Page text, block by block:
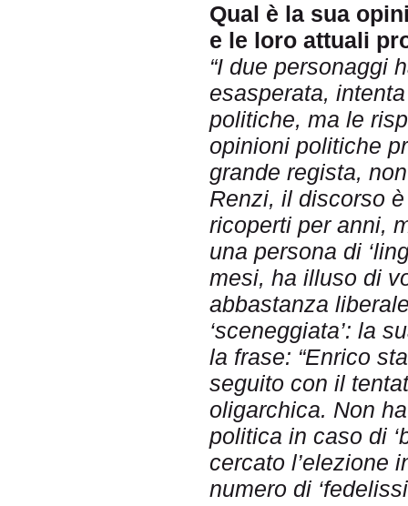
Qual è la sua
e le loro attuali
“I due personaggi
esasperata,
politiche, ma le
opinioni politiche
grande regista,
Renzi, il discorso
ricoperti per anni,
una persona di
mesi, ha illuso di
abbastanza
‘sceneggiata’: la
la frase: “Enrico
seguito con il
oligarchica. Non
politica in caso di
cercato l’elezione
numero di